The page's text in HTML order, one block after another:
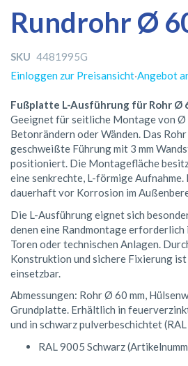
Rundrohr Ø
SKU 4481995G
Einloggen zur Preisansicht·Angebot
Fußplatte L-Ausführung für Rohr Ø
Geeignet für seitliche Montage von Ø
Betonrändern oder Wänden. Das
geschweißte Führung mit 3 mm
positioniert. Die Montagefläche
eine senkrechte, L-förmige
dauerhaft vor Korrosion im
Die L-Ausführung eignet sich
denen eine Randmontage erforderlich
Toren oder technischen Anlagen.
Konstruktion und sichere Fixierung
einsetzbar.
Abmessungen: Rohr Ø 60 mm,
Grundplatte. Erhältlich in
und in schwarz pulverbeschichtet
RAL 9005 Schwarz
Bildergalerie
springen
Bildergalerie
springen